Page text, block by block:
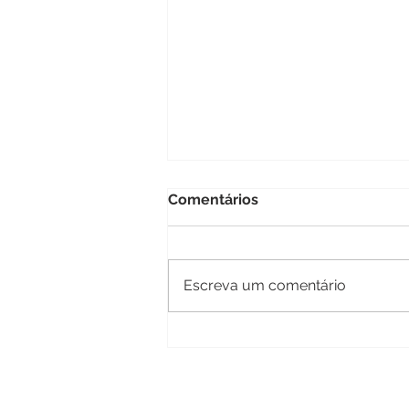
Comentários
Escreva um comentário